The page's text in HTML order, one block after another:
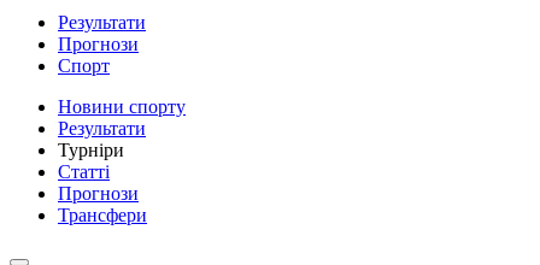
Результати
Прогнози
Спорт
Новини спорту
Результати
Турніри
Статті
Прогнози
Трансфери